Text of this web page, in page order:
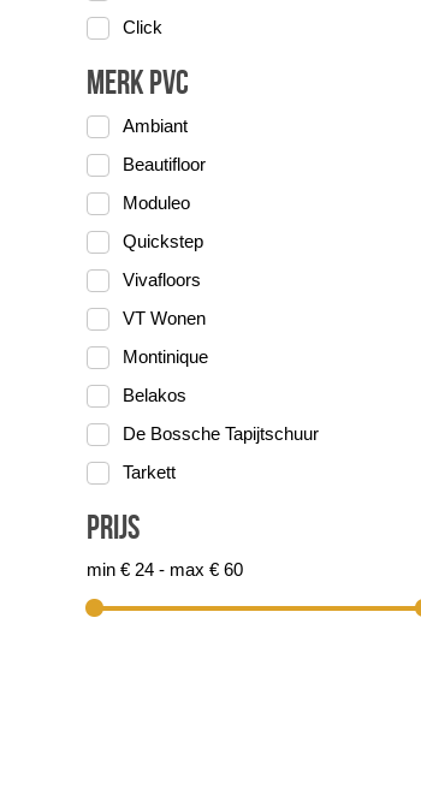
Click
Merk PVC
Ambiant
Beautifloor
Moduleo
Quickstep
Vivafloors
VT Wonen
Montinique
Belakos
De Bossche Tapijtschuur
Tarkett
Prijs
min € 24 - max € 60